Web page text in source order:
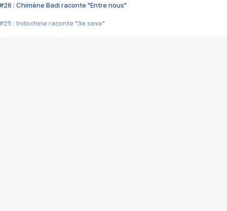
#26 : Chimène Badi raconte "Entre nous"
#25 : Indochine raconte "3e sexe"